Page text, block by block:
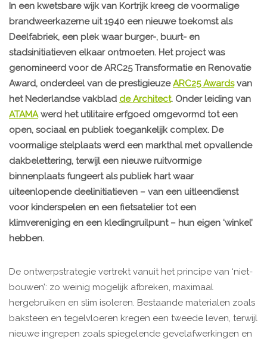
In een kwetsbare wijk van Kortrijk kreeg de voormalige
brandweerkazerne uit 1940 een nieuwe toekomst als
Deelfabriek, een plek waar burger-, buurt- en
stadsinitiatieven elkaar ontmoeten. Het project was
genomineerd voor de ARC25 Transformatie en Renovatie
Award, onderdeel van de prestigieuzeARC25 Awardsvan
het Nederlandse vakblad de Architect. Onder leiding van
ATAMAwerd het utilitaire erfgoed omgevormd tot een
open, sociaal en publiek toegankelijk complex. De
voormalige stelplaats werd een markthal met opvallende
dakbelettering, terwijl een nieuwe ruitvormige
binnenplaats fungeert als publiek hart waar
uiteenlopende deelinitiatieven – van een uitleendienst
voor kinderspelen en een fietsatelier tot een
klimvereniging en een kledingruilpunt – hun eigen ‘winkel’
hebben.
De ontwerpstrategie vertrekt vanuit het principe van ‘niet-
bouwen’: zo weinig mogelijk afbreken, maximaal
hergebruiken en slim isoleren. Bestaande materialen zoals
baksteen en tegelvloeren kregen een tweede leven, terwijl
nieuwe ingrepen zoals spiegelende gevelafwerkingen en